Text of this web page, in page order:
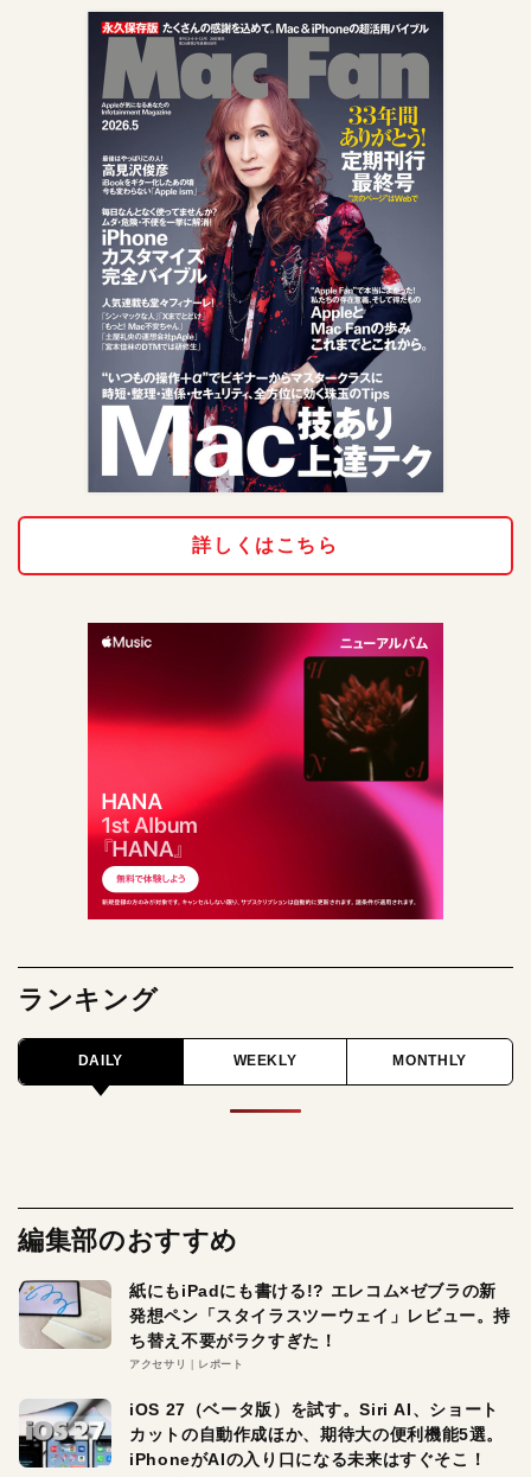
詳しくはこちら
ランキング
DAILY WEEKLY MONTHLY
編集部のおすすめ
紙にもiPadにも書ける!? エレコム×ゼブラの新
発想ペン「スタイラスツーウェイ」レビュー。持
ち替え不要がラクすぎた！
アクセサリ レポート
iOS 27（ベータ版）を試す。Siri AI、ショート
カットの自動作成ほか、期待大の便利機能5選。
iPhoneがAIの入り口になる未来はすぐそこ！